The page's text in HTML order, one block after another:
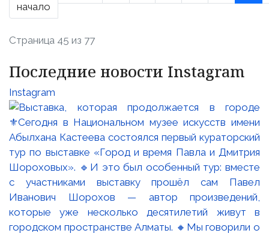
начало
Страница 45 из 77
Последние новости Instagram
Instagram